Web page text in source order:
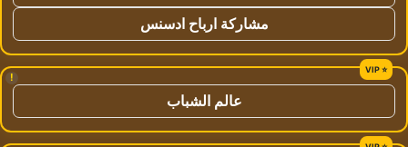
مشاركة ارباح ادسنس
!
عالم الشباب